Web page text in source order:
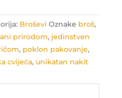
Broševi Oznake broš,
prirodom, jedinstven
, poklon pakovanje,
cvijeća, unikatan nakit